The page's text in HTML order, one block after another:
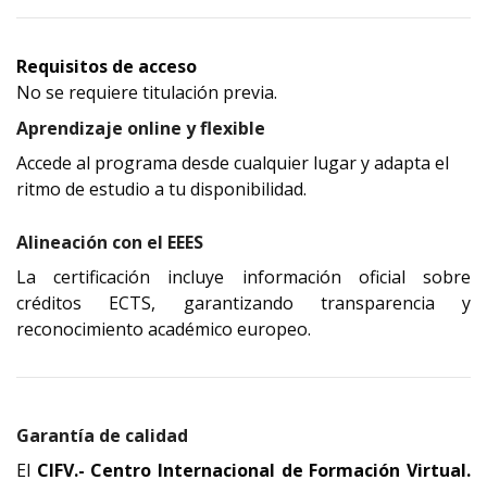
Requisitos de acceso
No se requiere titulación previa.
Aprendizaje online y flexible
Accede al programa desde cualquier lugar y adapta el
ritmo de estudio a tu disponibilidad.
Alineación con el EEES
La certificación incluye información oficial sobre
créditos ECTS, garantizando transparencia y
reconocimiento académico europeo.
Garantía de calidad
El CIFV.- Centro Internacional de Formación Virtual.